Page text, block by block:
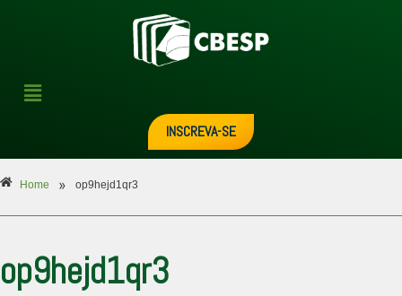
INSCREVA-SE
Home » op9hejd1qr3
op9hejd1qr3